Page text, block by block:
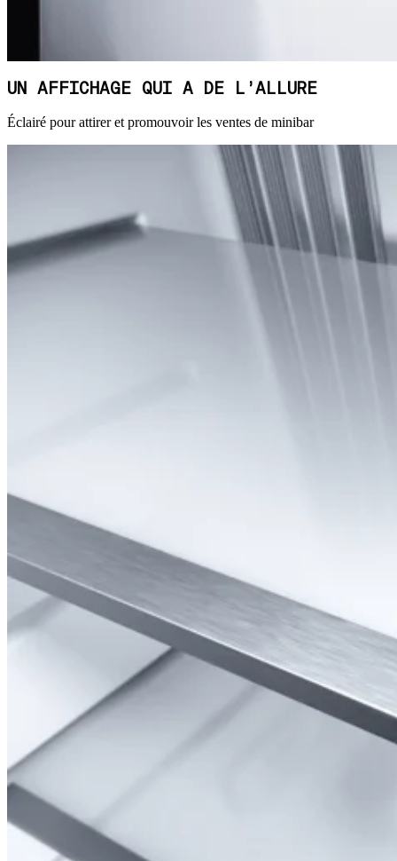
UN AFFICHAGE QUI A DE L’ALLURE
Éclairé pour attirer et promouvoir les ventes de minibar